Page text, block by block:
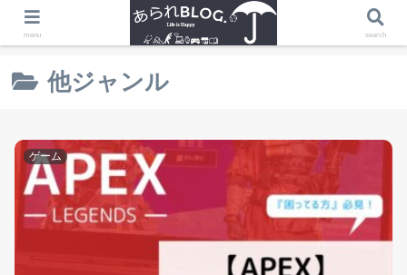
ホーム 他ジャンル
他ジャンル
ゲーム
menu search